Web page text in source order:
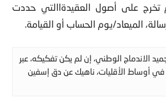
الميعاد/يوم الحساب أو القيامة.
أوساط الأقليات، ناهيك عن دق إسفين